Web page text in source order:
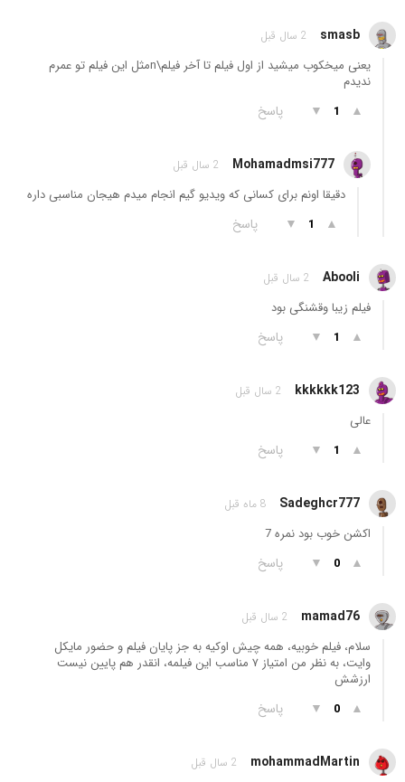
smasb 2 سال قبل
یعنی میخکوب میشید از اول فیلم تا آخر فیلم\nمثل این فیلم تو عمرم
ندیدم
▲
1
▼ پاسخ
Mohamadmsi777 2 سال قبل
دقیقا اونم برای کسانی که ویدیو گیم انجام میدم هیجان مناسبی داره
▲
1
▼ پاسخ
Abooli 2 سال قبل
فیلم زیبا وقشنگی بود
▲
1
▼ پاسخ
kkkkkk123 2 سال قبل
عالی
▲
1
▼ پاسخ
Sadeghcr777 8 ماه قبل
اکشن خوب بود نمره 7
▲
0
▼ پاسخ
mamad76 2 سال قبل
سلام، فیلم خوبیه، همه چیش اوکیه به جز پایان فیلم و حضور مایکل
وایت، به نظر من امتیاز ۷ مناسب این فیلمه، انقدر هم پایین نیست
ارزشش
▲
0
▼ پاسخ
mohammadMartin 2 سال قبل